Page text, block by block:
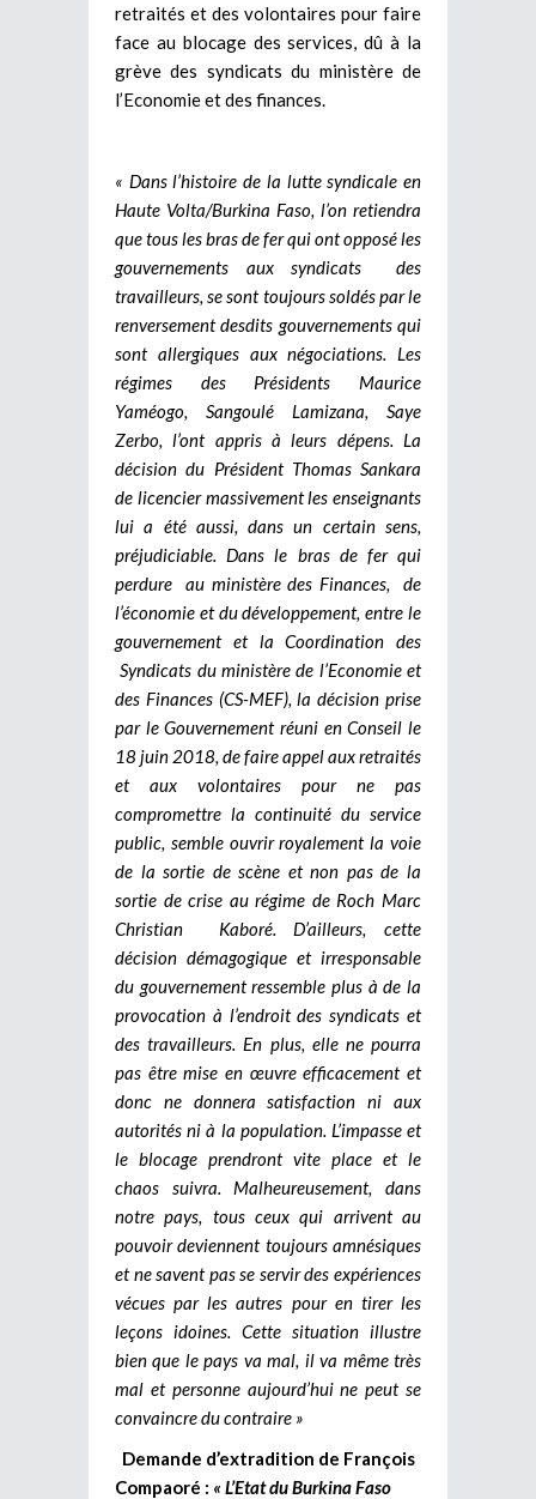
retraités et des volontaires pour faire
face au blocage des services, dû à la
grève des syndicats du ministère de
l’Economie et des finances.
« Dans l’histoire de la lutte syndicale en
Haute Volta/Burkina Faso, l’on retiendra
que tous les bras de fer qui ont opposé les
gouvernements aux syndicats des
travailleurs, se sont toujours soldés par le
renversement desdits gouvernements qui
sont allergiques aux négociations. Les
régimes des Présidents Maurice
Yaméogo, Sangoulé Lamizana, Saye
Zerbo, l’ont appris à leurs dépens. La
décision du Président Thomas Sankara
de licencier massivement les enseignants
lui a été aussi, dans un certain sens,
préjudiciable. Dans le bras de fer qui
perdure au ministère des Finances, de
l’économie et du développement, entre le
gouvernement et la Coordination des
Syndicats du ministère de l’Economie et
des Finances (CS-MEF), la décision prise
par le Gouvernement réuni en Conseil le
18 juin 2018, de faire appel aux retraités
et aux volontaires pour ne pas
compromettre la continuité du service
public, semble ouvrir royalement la voie
de la sortie de scène et non pas de la
sortie de crise au régime de Roch Marc
Christian Kaboré. D’ailleurs, cette
décision démagogique et irresponsable
du gouvernement ressemble plus à de la
provocation à l’endroit des syndicats et
des travailleurs. En plus, elle ne pourra
pas être mise en œuvre efficacement et
donc ne donnera satisfaction ni aux
autorités ni à la population. L’impasse et
le blocage prendront vite place et le
chaos suivra. Malheureusement, dans
notre pays, tous ceux qui arrivent au
pouvoir deviennent toujours amnésiques
et ne savent pas se servir des expériences
vécues par les autres pour en tirer les
leçons idoines. Cette situation illustre
bien que le pays va mal, il va même très
mal et personne aujourd’hui ne peut se
convaincre du contraire »
Demande d’extradition de François
Compaoré : « L’Etat du Burkina Faso